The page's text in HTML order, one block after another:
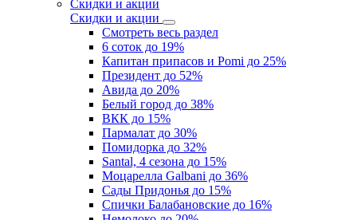
Скидки и акции
Скидки и акции
Смотреть весь раздел
6 соток до 19%
Капитан припасов и Pomi до 25%
Президент до 52%
Авида до 20%
Белый город до 38%
ВКК до 15%
Пармалат до 30%
Помидорка до 32%
Santal, 4 сезона до 15%
Моцарелла Galbani до 36%
Сады Придонья до 15%
Спички Балабановские до 16%